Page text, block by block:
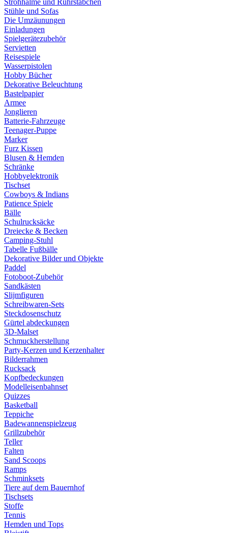
Strohhalme und Rührstäbchen
Stühle und Sofas
Die Umzäunungen
Einladungen
Spielgerätezubehör
Servietten
Reisespiele
Wasserpistolen
Hobby Bücher
Dekorative Beleuchtung
Bastelpapier
Armee
Jonglieren
Batterie-Fahrzeuge
Teenager-Puppe
Marker
Furz Kissen
Blusen & Hemden
Schränke
Hobbyelektronik
Tischset
Cowboys & Indians
Patience Spiele
Bälle
Schulrucksäcke
Dreiecke & Becken
Camping-Stuhl
Tabelle Fußbälle
Dekorative Bilder und Objekte
Paddel
Fotoboot-Zubehör
Sandkästen
Slijmfiguren
Schreibwaren-Sets
Steckdosenschutz
Gürtel abdeckungen
3D-Malset
Schmuckherstellung
Party-Kerzen und Kerzenhalter
Bilderrahmen
Rucksack
Kopfbedeckungen
Modelleisenbahnset
Quizzes
Basketball
Teppiche
Badewannenspielzeug
Grillzubehör
Teller
Falten
Sand Scoops
Ramps
Schminksets
Tiere auf dem Bauernhof
Tischsets
Stoffe
Tennis
Hemden und Tops